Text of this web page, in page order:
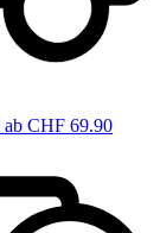
ab CHF 69.90